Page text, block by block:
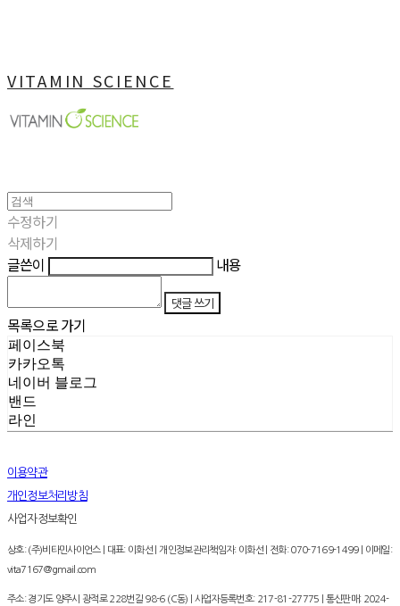
VITAMIN SCIENCE
수정하기
삭제하기
글쓴이
내용
댓글 쓰기
목록으로 가기
페이스북
카카오톡
네이버 블로그
밴드
라인
이용약관
개인정보처리방침
사업자정보확인
상호: (주)비타민사이언스 | 대표: 이화선 | 개인정보관리책임자: 이화선 | 전화: 070-7169-1499 | 이메일:
vita7167@gmail.com
주소: 경기도 양주시 광적로 228번길 98-6 (C동) | 사업자등록번호: 217-81-27775 | 통신판매: 2024-